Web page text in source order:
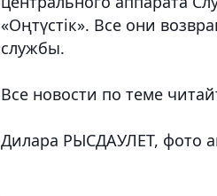
«Оңтүстік». Все они
службы.
Все новости по теме
Дилара РЫСДАУЛЕТ, фото